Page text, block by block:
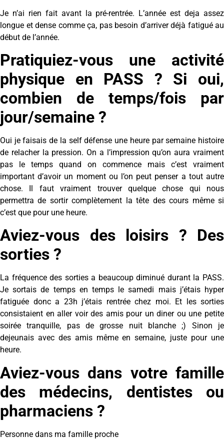
Je n’ai rien fait avant la pré-rentrée. L’année est deja assez
longue et dense comme ça, pas besoin d’arriver déjà fatigué au
début de l’année.
Pratiquiez-vous une activité
physique en PASS ? Si oui,
combien de temps/fois par
jour/semaine ?
Oui je faisais de la self défense une heure par semaine histoire
de relacher la pression. On a l’impression qu’on aura vraiment
pas le temps quand on commence mais c’est vraiment
important d’avoir un moment ou l’on peut penser a tout autre
chose. Il faut vraiment trouver quelque chose qui nous
permettra de sortir complètement la tête des cours même si
c’est que pour une heure.
Aviez-vous des loisirs ? Des
sorties ?
La fréquence des sorties a beaucoup diminué durant la PASS.
Je sortais de temps en temps le samedi mais j’étais hyper
fatiguée donc a 23h j’étais rentrée chez moi. Et les sorties
consistaient en aller voir des amis pour un diner ou une petite
soirée tranquille, pas de grosse nuit blanche ;) Sinon je
dejeunais avec des amis même en semaine, juste pour une
heure.
Aviez-vous dans votre famille
des médecins, dentistes ou
pharmaciens ?
Personne dans ma famille proche